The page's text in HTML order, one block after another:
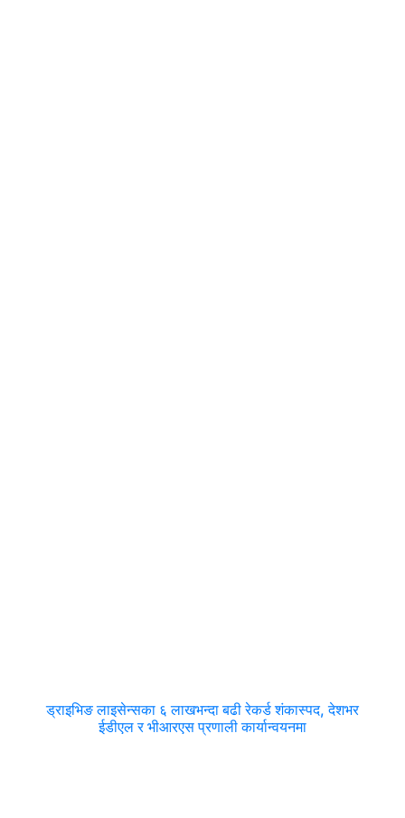
ड्राइभिङ लाइसेन्सका ६ लाखभन्दा बढी रेकर्ड शंकास्पद, देशभर
ईडीएल र भीआरएस प्रणाली कार्यान्वयनमा